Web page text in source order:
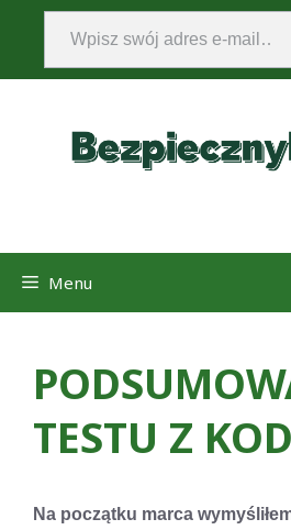
PrzejdźWpisz swój adres e-mail…
Menu
TESTU Z
Na początku marca